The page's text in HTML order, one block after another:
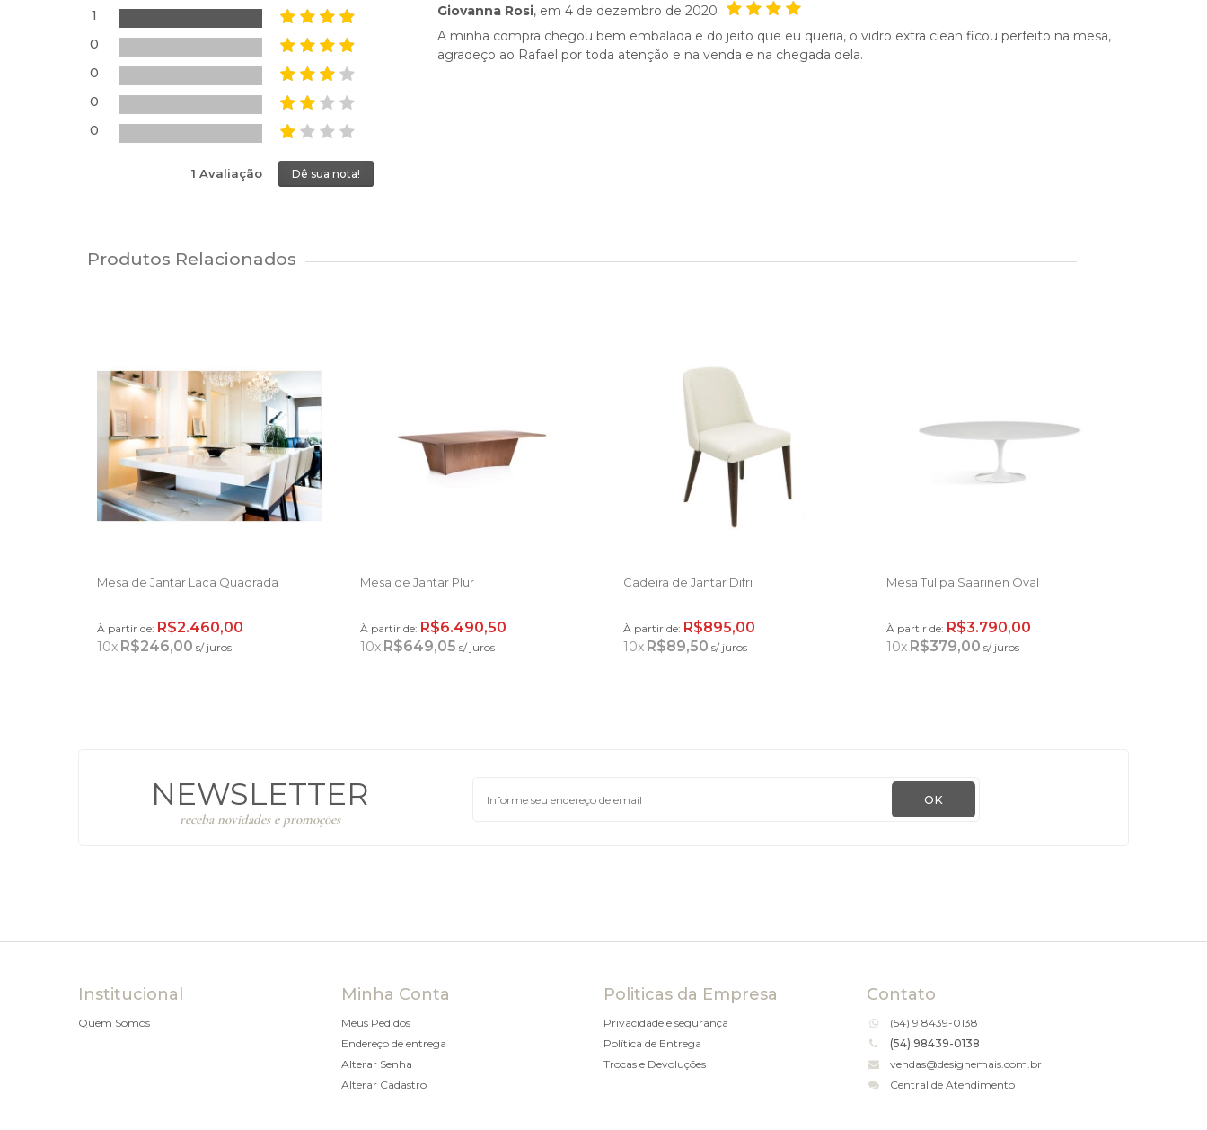
Giovanna Rosi, em 4 de dezembro de 2020
A minha compra chegou bem embalada e do jeito que eu queria, o vidro extra clean ficou perfeito na mesa,
agradeço ao Rafael por toda atenção e na venda e na chegada dela.
1
0
0
0
0
1 Avaliação Dê sua nota!
Produtos Relacionados
Mesa de Jantar Laca Quadrada
À partir de: R$2.460,00
10x R$246,00 s/ juros
Mesa de Jantar Plur
À partir de: R$6.490,50
10x R$649,05 s/ juros
Cadeira de Jantar Difri
À partir de: R$895,00
10x R$89,50 s/ juros
Mesa Tulipa Saarinen Oval
À partir de: R$3.790,00
10x R$379,00 s/ juros
NEWSLETTER
receba novidades e promoções
OK
Institucional
Quem Somos
Minha Conta
Meus Pedidos
Endereço de entrega
Alterar Senha
Alterar Cadastro
Politicas da Empresa
Privacidade e segurança
Política de Entrega
Trocas e Devoluções
Contato
(54)9 8439-0138
(54) 98439-0138
vendas@designemais.com.br
Central de Atendimento